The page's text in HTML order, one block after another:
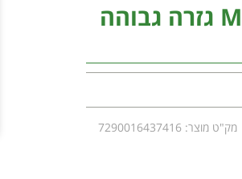
דיפנד תחתונים סופגים לבריחת שתן M גזרה גבוהה
מק"ט מוצר: 7290016437416